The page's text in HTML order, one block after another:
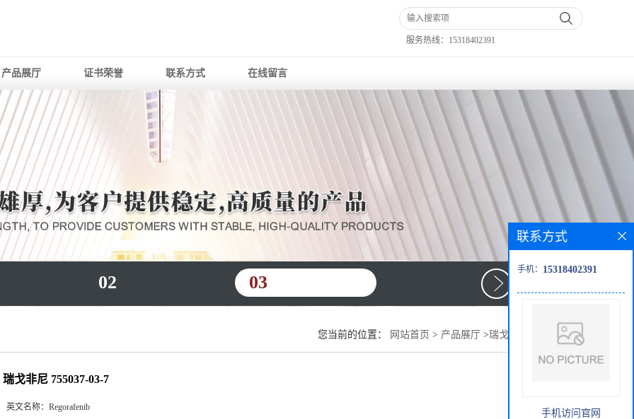
服务热线： 15318402391
产品展厅 证书荣誉 联系方式 在线留言
02 03
您当前的位置： 网站首页 > 产品展厅 >瑞戈非尼 755037-03-7
瑞戈非尼 755037-03-7
英文名称： Regorafenib
联系方式
手机： 15318402391
手机访问官网